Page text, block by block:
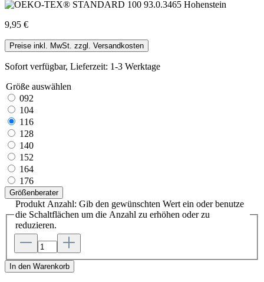
9,95 €
Preise inkl. MwSt. zzgl. Versandkosten
Sofort verfügbar, Lieferzeit: 1-3 Werktage
Größe auswählen
092
104
116
128
140
152
164
176
Größenberater
Produkt Anzahl: Gib den gewünschten Wert ein oder benutze
die Schaltflächen um die Anzahl zu erhöhen oder zu
reduzieren.
In den Warenkorb